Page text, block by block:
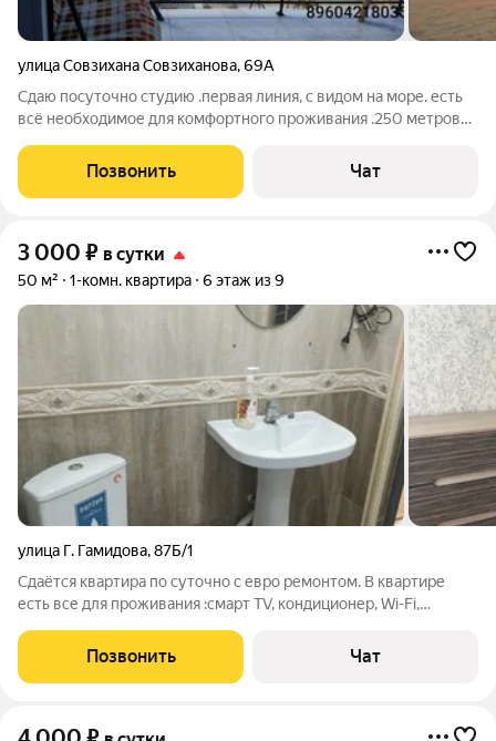
улица Совзихана Совзиханова,69А
Сдаю посуточно студию .первая линия, с видом на море. есть
всё необходимое для комфортного проживания .250 метров
горячие сероводородные лечебные грязевые источники.
бассейн ж/м отде.
Позвонить Чат
3 000 ₽ в сутки
50 м² 1-комн. квартира 6 этаж из 9
улица Г. Гамидова,87Б/1
Сдаётся квартира по суточно с евро ремонтом. В квартире
есть все для проживания :смарт TV, кондиционер, Wi-Fi,
Курение в квартире запрещено!!! Шумные компании просьба
не беспокоить. При себе
Позвонить Чат